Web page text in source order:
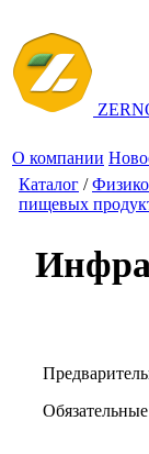
О компании
Каталог /
пищевых